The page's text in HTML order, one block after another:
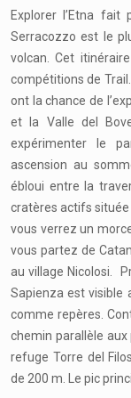
Explorer l’Etna fait
Serracozzo est le
volcan. Cet
compétitions de
ont la chance de
et la Valle del
expérimenter le
ascension au
ébloui entre la
cratères actifs située
vous verrez un
vous partez de
au village Nicolosi.
Sapienza est visible
comme repères.
chemin parallèle aux
refuge Torre del
de 200 m. Le pic